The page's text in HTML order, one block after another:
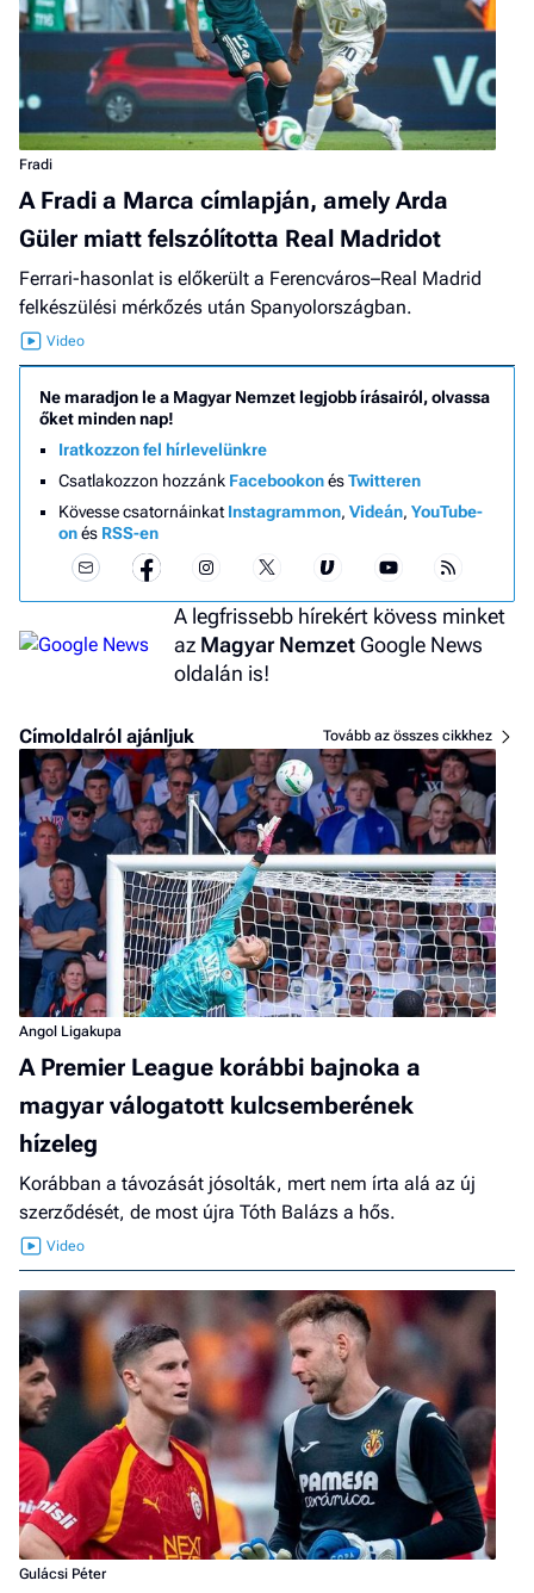
Fradi
A Fradi a Marca címlapján, amely Arda
Güler miatt felszólította Real Madridot
Ferrari-hasonlat is előkerült a Ferencváros–Real Madrid
felkészülési mérkőzés után Spanyolországban.
Ne maradjon le a Magyar Nemzet legjobb írásairól, olvassa
őket minden nap!
Iratkozzon fel hírlevelünkre
Csatlakozzon hozzánk FacebookonésTwitteren
Kövesse csatornáinkat Instagrammon, Videán, YouTube-
onés RSS-en
A legfrissebb hírekért kövess minket
az Magyar Nemzet Google News
oldalán is!
Címoldalról ajánljuk Tovább az összes cikkhez
Angol Ligakupa
A Premier League korábbi bajnoka a
magyar válogatott kulcsemberének
hízeleg
Korábban a távozását jósolták, mert nem írta alá az új
szerződését, de most újra Tóth Balázs a hős.
Gulácsi Péter